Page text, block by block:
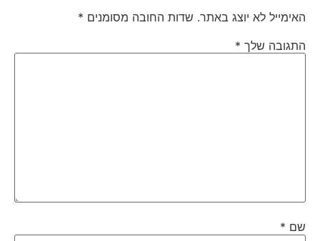
האימייל לא יוצג באתר. שדות החובה מסומנים*
התגובה שלך*
שם*